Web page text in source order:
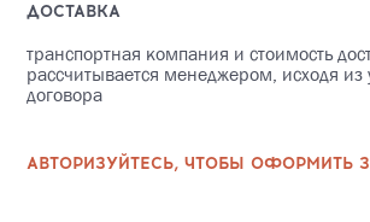
ДОСТАВКА
транспортная компания и стоимость
рассчитывается менеджером, исходя из
договора
АВТОРИЗУЙТЕСЬ, ЧТОБЫ ОФОРМИТЬ